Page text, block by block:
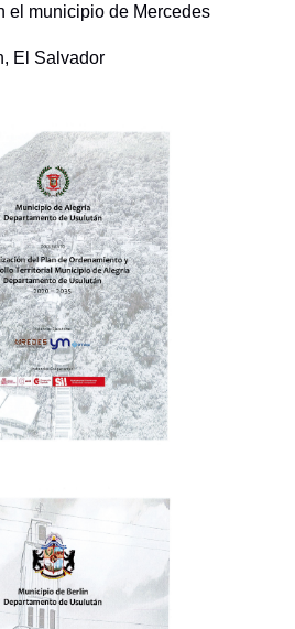
el municipio de Mercedes
El Salvador